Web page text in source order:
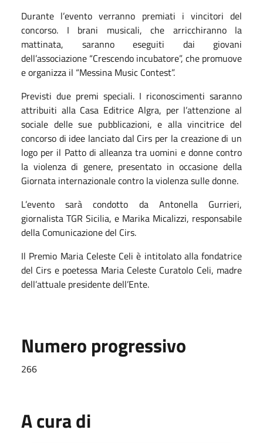
Durante l’evento verranno premiati i vincitori del
concorso. I brani musicali, che arricchiranno la
mattinata, saranno eseguiti dai giovani
dell’associazione “Crescendo incubatore”, che promuove
e organizza il “Messina Music Contest”.
Previsti due premi speciali. I riconoscimenti saranno
attribuiti alla Casa Editrice Algra, per l’attenzione al
sociale delle sue pubblicazioni, e alla vincitrice del
concorso di idee lanciato dal Cirs per la creazione di un
logo per il Patto di alleanza tra uomini e donne contro
la violenza di genere, presentato in occasione della
Giornata internazionale contro la violenza sulle donne.
L’evento sarà condotto da Antonella Gurrieri,
giornalista TGR Sicilia, e Marika Micalizzi, responsabile
della Comunicazione del Cirs.
Il Premio Maria Celeste Celi è intitolato alla fondatrice
del Cirs e poetessa Maria Celeste Curatolo Celi, madre
dell’attuale presidente dell’Ente.
Numero progressivo
266
A cura di